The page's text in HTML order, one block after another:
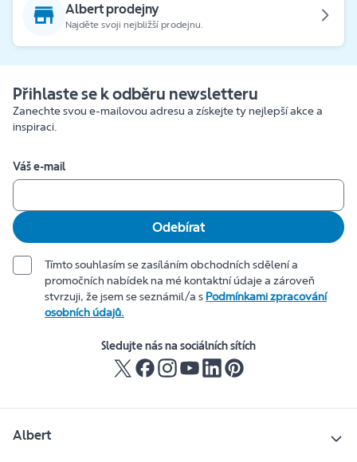
Albert prodejny
Najděte svoji nejbližší prodejnu.
Přihlaste se k odběru newsletteru
Zanechte svou e-mailovou adresu a získejte ty nejlepší akce a
inspiraci.
Váš e-mail
Odebírat
Tímto souhlasím se zasíláním obchodních sdělení a
promočních nabídek na mé kontaktní údaje a zároveň
stvrzuji, že jsem se seznámil/a s Podmínkami zpracování
osobních údajů.
Sledujte nás na sociálních sítích
Albert